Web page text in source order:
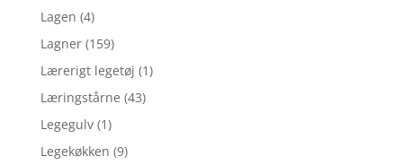
Lagen (4)
Lagner (159)
Lærerigt legetøj (1)
Læringstårne (43)
Legegulv (1)
Legekøkken (9)